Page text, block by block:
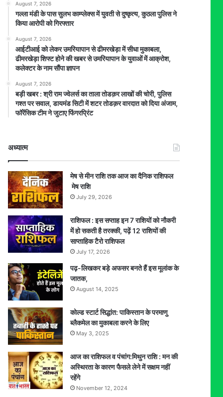
August 7, 2026
गल्ला मंडी के पास सुलभ काम्प्लेक्स में युवती से दुष्कृत्य, कुठला पुलिस ने
किया आरोपी को गिरफ्तार
August 7, 2026
आईटीआई को लेकर उमरियापान से ढीमरखेड़ा में सीधा मुकाबला,
ढीमरखेड़ा शिफ्ट होने की खबर से उमरियापान के युवाओं में आक्रोश,
कलेक्टर के नाम सौंपा ज्ञापन
August 7, 2026
बड़ी खबर : श्री राम ज्वेलर्स का ताला तोडक़र लाखों की चोरी, पुलिस
गश्त पर सवाल, डायमंड सिटी में शटर तोडक़र वारदात को दिया अंजाम,
फॉरेंसिक टीम ने जुटाए फिंगरप्रिंट
अध्यात्म
मेष से मीन राशि तक आज का दैनिक राशिफल
मेष राशि
July 29, 2026
राशिफल : इस सप्ताह इन 7 राशियों को नौकरी
में हो सकती है तरक्की, पढ़ें 12 राशियों की
साप्ताहिक टैरो राशिफल
July 17, 2026
पढ़-लिखकर बड़े अफसर बनते हैं इस मूलांक के
जातक,
August 14, 2025
कोल्ड स्टार्ट सिद्धांत: पाकिस्तान के परमाणु
ब्लैकमेल का मुकाबला करने के लिए
May 3, 2025
आज का राशिफल व पंचांग:मिथुन राशि : मन की
अस्थिरता के कारण फैसले लेने में सक्षम नहीं
रहेंगे
November 12, 2024